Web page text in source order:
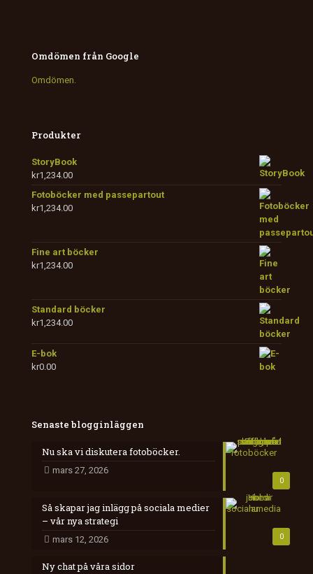
Omdömen från Google
Omdömen.
Produkter
StoryBook
kr1,234.00
Fotoböcker med passepartout
kr1,234.00
Fine art böcker
kr1,234.00
Standard böcker
kr1,234.00
E-bok
kr0.00
Senaste blogginläggen
0
Nu ska vi diskutera fotoböcker.
mars 27, 2026
0
Så skapar jag inlägg på sociala medier
– vår nya strategi
mars 12, 2026
Ny chat på våra sidor